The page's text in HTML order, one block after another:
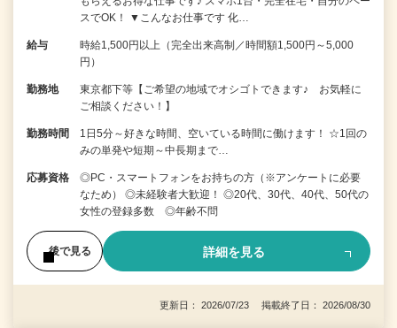
スでOK！ ▼こんなお仕事です 化…
給与
時給1,500円以上（完全出来高制／時間額1,500円～5,000
円）
勤務地
東京都下等【ご希望の地域でオシゴトできます♪ お気軽に
ご相談ください！】
勤務時間
1日5分～好きな時間、空いている時間に働けます！ ☆1回の
みの単発や短期～中長期まで…
応募資格
◎PC・スマートフォンをお持ちの方（※アンケートに必要
なため） ◎未経験者大歓迎！ ◎20代、30代、40代、50代の
女性の登録多数 ◎年齢不問
後で見る 詳細を見る
更新日： 2026/07/23 掲載終了日： 2026/08/30